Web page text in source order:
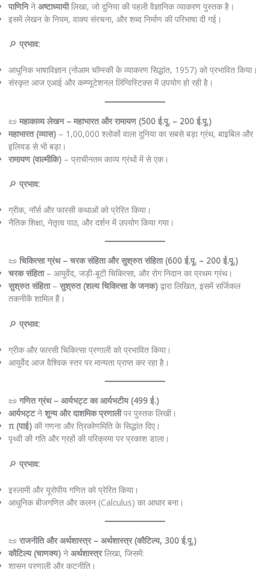
पाणिनिने अष्टाध्यायीलिखा, जो दुनिया की पहली वैज्ञानिक व्याकरण पुस्तक है।
इसमें लेखन के नियम, वाक्य संरचना, और शब्द निर्माण की परिभाषा दी गई।
🔎 प्रभाव:
आधुनिक भाषाविज्ञान (नोआम चॉम्स्की के व्याकरण सिद्धांत, 1957) को प्रभावित किया।
संस्कृत आज एआई और कम्प्यूटेशनल लिंग्विस्टिक्स में उपयोग हो रही है।
📜 महाकाव्य लेखन – महाभारत और रामायण (500 ई.पू. – 200 ई.पू.)
महाभारत (व्यास)– 1,00,000 श्लोकों वाला दुनिया का सबसे बड़ा ग्रंथ, बाइबिल और
इलियड से भी बड़ा।
रामायण (वाल्मीकि)– प्राचीनतम काव्य ग्रंथों में से एक।
🔎 प्रभाव:
ग्रीक, नॉर्स और फारसी कथाओं को प्रेरित किया।
नैतिक शिक्षा, नेतृत्व पाठ, और दर्शन में उपयोग किया गया।
📜 चिकित्सा ग्रंथ – चरक संहिता और सुश्रुत संहिता (600 ई.पू. – 200 ई.पू.)
चरक संहिता– आयुर्वेद, जड़ी-बूटी चिकित्सा, और रोग निदान का प्रथम ग्रंथ।
सुश्रुत संहिता– सुश्रुत (शल्य चिकित्सा के जनक)द्वारा लिखित, इसमें सर्जिकल
तकनीकें शामिल हैं।
🔎 प्रभाव:
ग्रीक और फारसी चिकित्सा प्रणाली को प्रभावित किया।
आयुर्वेद आज वैश्विक स्तर पर मान्यता प्राप्त कर रहा है।
📜 गणित ग्रंथ – आर्यभट्ट का आर्यभटीय (499 ई.)
आर्यभट्टने शून्य और दाशमिक प्रणालीपर पुस्तक लिखी।
π (पाई)की गणना और त्रिकोणमिति के सिद्धांत दिए।
पृथ्वी की गति और ग्रहों की परिक्रमा पर प्रकाश डाला।
🔎 प्रभाव:
इस्लामी और यूरोपीय गणित को प्रेरित किया।
आधुनिक बीजगणित और कलन (Calculus) का आधार बना।
📜 राजनीति और अर्थशास्त्र – अर्थशास्त्र (कौटिल्य, 300 ई.पू.)
कौटिल्य (चाणक्य)ने अर्थशास्त्रलिखा, जिसमें:
शासन प्रणाली और कूटनीति।